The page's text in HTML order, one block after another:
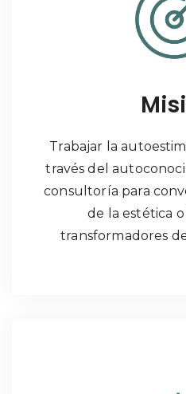
Trabajar la
través del
consultoría para
de la estética
transformadores